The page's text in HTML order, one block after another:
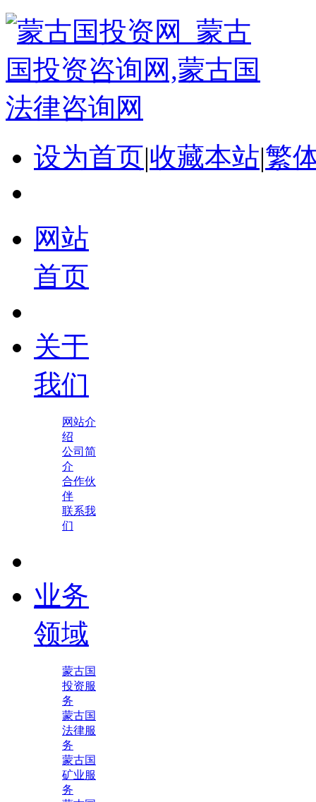
设为首页|收藏本站|繁
网站
首页
关于
我们
网站介
绍
公司简
介
合作伙
伴
联系我
们
业务
领域
蒙古国
投资服
务
蒙古国
法律服
务
蒙古国
矿业服
务